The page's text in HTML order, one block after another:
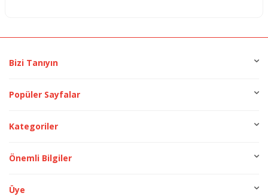
Bizi Tanıyın
Popüler Sayfalar
Kategoriler
Önemli Bilgiler
Üye